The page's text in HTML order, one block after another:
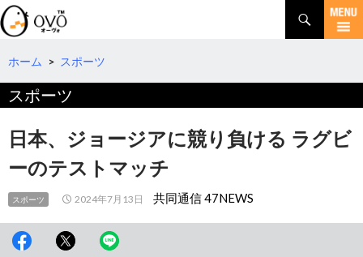
検
索
コ
テ
へ
ホーム > スポーツ
スポーツ
日本、ジョージアに競り負ける ラグビ
ーのテストマッチ
スポーツ 2024年7月13日 共同通信 47NEWS